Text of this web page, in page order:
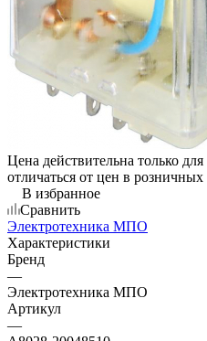
Цена действительна только
отличаться от цен в розничных
В избранное
Сравнить
Электротехника МПО
Характеристики
Бренд
—
Электротехника МПО
Артикул
—